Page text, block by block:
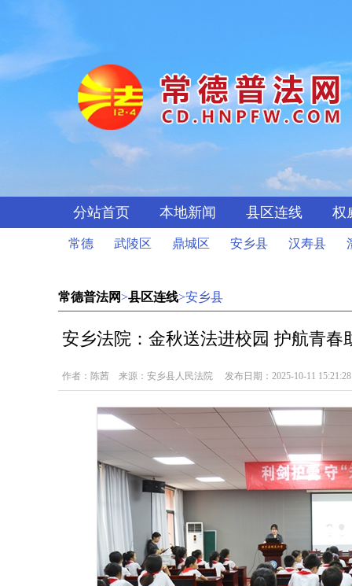
分站首页 本地新闻 县区连线 权
常德 武陵区 鼎城区 安乡县 汉寿县
常德普法网>县区连线>安乡县
安乡法院：金秋送法进校园 护航青春
作者：陈茜 来源：安乡县人民法院 发布日期：2025-10-11 15:21:28